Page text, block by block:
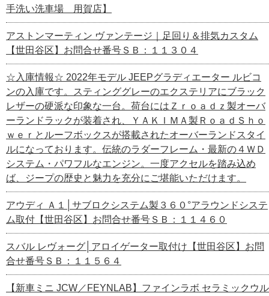
手洗い洗車場 用賀店】
アストンマーティン ヴァンテージ｜足回り＆排気カスタム
【世田谷区】お問合せ番号ＳＢ：１１３０４
☆入庫情報☆ 2022年モデル JEEPグラディエーター ルビコ
ンの入庫です。スティンググレーのエクステリアにブラック
レザーの硬派な印象な一台。荷台にはＺｒｏａｄｚ製オーバ
ーランドラックが装着され、ＹＡＫＩＭＡ製ＲｏａｄＳｈｏ
ｗｅｒとルーフボックスが搭載されたオーバーランドスタイ
ルになっております。伝統のラダーフレーム・最新の４ＷＤ
システム・パワフルなエンジン。一度アクセルを踏み込め
ば、ジープの歴史と魅力を充分にご堪能いただけます。
アウディ Ａ１│サブロクシステム製３６０°アラウンドシステ
ム取付【世田谷区】お問合せ番号ＳＢ：１１４６０
スバル レヴォーグ│アロイゲーター取付け【世田谷区】お問
合せ番号ＳＢ：１１５６４
【新車ミニ JCW／FEYNLAB】ファインラボ セラミックウル